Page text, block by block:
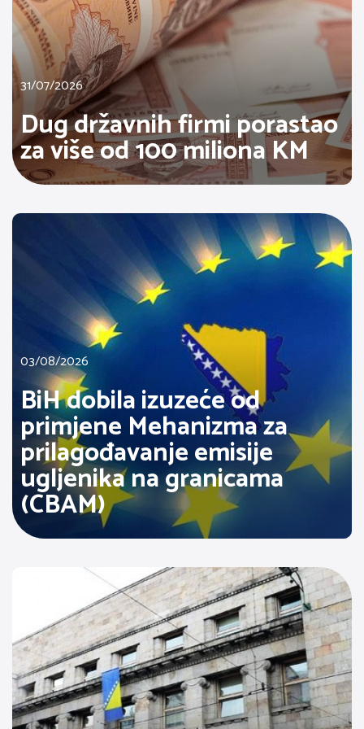
31/07/2026
Dug državnih firmi porastao
za više od 100 miliona KM
03/08/2026
BiH dobila izuzeće od
primjene Mehanizma za
prilagođavanje emisije
ugljenika na granicama
(CBAM)